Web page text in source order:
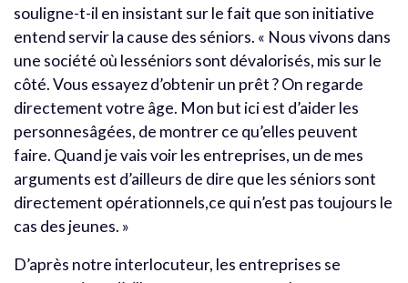
souligne-t-il en insistant sur le fait que son initiative
entend servir la cause des séniors. « Nous vivons dans
une société où lesséniors sont dévalorisés, mis sur le
côté. Vous essayez d’obtenir un prêt ? On regarde
directement votre âge. Mon but ici est d’aider les
personnesâgées, de montrer ce qu’elles peuvent
faire. Quand je vais voir les entreprises, un de mes
arguments est d’ailleurs de dire que les séniors sont
directement opérationnels,ce qui n’est pas toujours le
cas des jeunes. »
D’après notre interlocuteur, les entreprises se